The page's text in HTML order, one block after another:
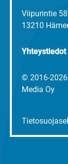
Viipurintie 58
13210
Yhteystiedot
© 2016-
Media Oy